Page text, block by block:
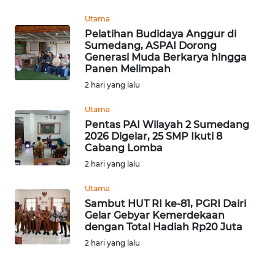
Utama
Pelatihan Budidaya Anggur di
Sumedang, ASPAI Dorong
Generasi Muda Berkarya hingga
Panen Melimpah
2 hari yang lalu
Utama
Pentas PAI Wilayah 2 Sumedang
2026 Digelar, 25 SMP Ikuti 8
Cabang Lomba
2 hari yang lalu
Utama
Sambut HUT RI ke-81, PGRI Dairi
Gelar Gebyar Kemerdekaan
dengan Total Hadiah Rp20 Juta
2 hari yang lalu
NUSANTARA
WN
JOGJA
WN
JATIM
WN
BALI
WN
KALBAR
WN